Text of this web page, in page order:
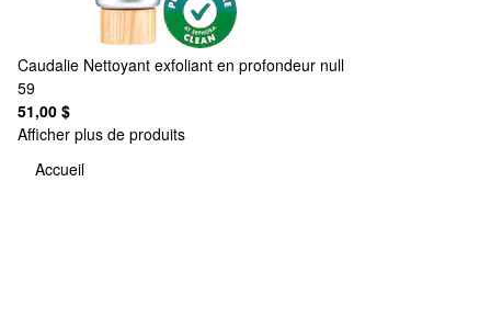
Caudalie Nettoyant exfoliant en profondeur null
59
51,00 $
Afficher plus de produits
Accueil